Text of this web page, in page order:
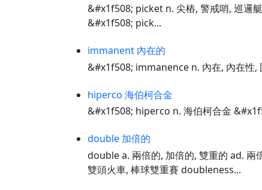
&#x1f508; picket n. 尖樁, 警戒哨, 巡邏
&#x1f508; pick...
immanent 內在的
&#x1f508; immanence n. 內在, 內在性
hiperco 海伯柯合金
&#x1f508; hiperco n. 海伯柯合金
double 加倍的
double a. 兩倍的, 加倍的, 雙重的 ad.
雙頭火車, 棒球雙重賽 doubleness...